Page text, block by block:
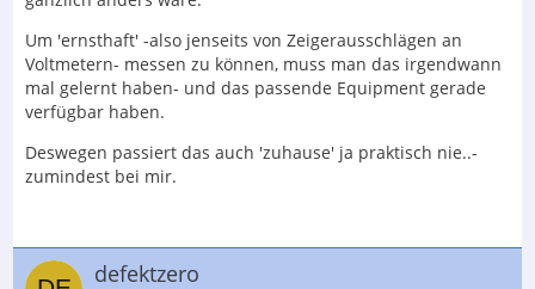
Um 'ernsthaft' -also jenseits von Zeigerausschlägen an
Voltmetern- messen zu können, muss man das irgendwann
mal gelernt haben- und das passende Equipment gerade
verfügbar haben.
Deswegen passiert das auch 'zuhause' ja praktisch nie..-
zumindest bei mir.
defektzero